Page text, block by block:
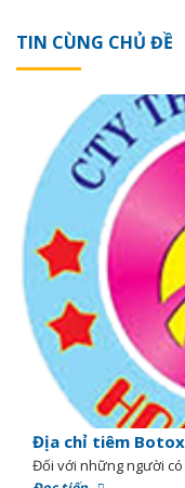
TIN CÙNG CHỦ ĐỀ
Địa chỉ tiêm
Đối với những người có